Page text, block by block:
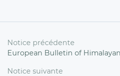
Notice précédente
European Bulletin of
Notice suivante